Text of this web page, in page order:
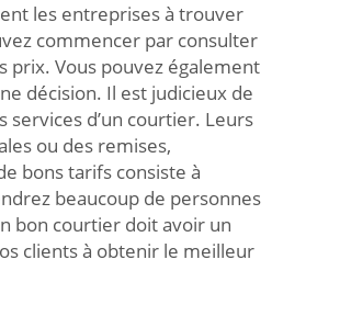
les entreprises à trouver
commencer par consulter
prix. Vous pouvez également
décision. Il est judicieux de
d’un courtier. Leurs
ou des remises,
bons tarifs consiste à
beaucoup de personnes
bon courtier doit avoir un
clients à obtenir le meilleur